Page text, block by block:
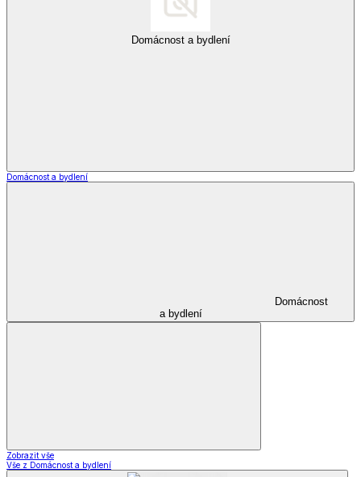
Domácnost a bydlení
Domácnost a bydlení
Domácnost
a bydlení
Zobrazit vše
Vše z Domácnost a bydlení